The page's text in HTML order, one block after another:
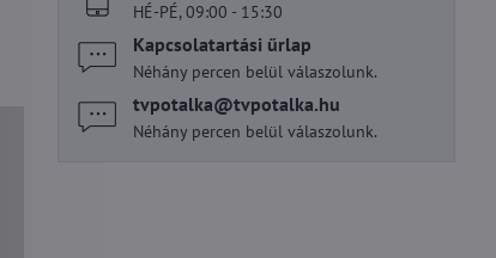
HÉ-PÉ, 09:00 - 15:30
Kapcsolatartási űrlap
Néhány percen belül válaszolunk.
tvpotalka​@tvpotalka​.hu
Néhány percen belül válaszolunk.